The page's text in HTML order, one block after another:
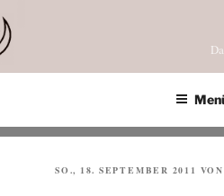
Inhalt
springen
VERÖFFENTLICHT
SO., 18. SEPTEMBER 2011 VON